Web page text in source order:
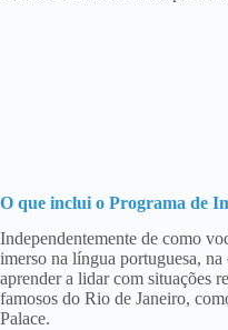
O que inclui o Programa de
Independentemente de como
imerso na língua portuguesa,
aprender a lidar com situações
famosos do Rio de Janeiro,
Palace.